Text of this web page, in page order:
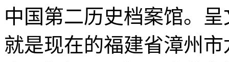
中国第二历史档案馆。
就是现在的福建省漳州